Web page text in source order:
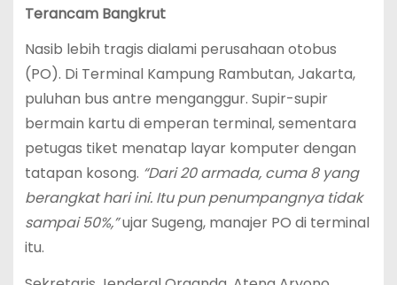
Terancam Bangkrut
Nasib lebih tragis dialami perusahaan otobus
(PO). Di Terminal Kampung Rambutan, Jakarta,
puluhan bus antre menganggur. Supir-supir
bermain kartu di emperan terminal, sementara
petugas tiket menatap layar komputer dengan
tatapan kosong. “Dari 20 armada, cuma 8 yang
berangkat hari ini. Itu pun penumpangnya tidak
sampai 50%,”ujar Sugeng, manajer PO di terminal
itu.